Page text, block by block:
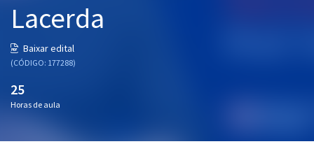
Aprovados
Atendimento
Lacerda
Baixar edital
(CÓDIGO: 177288)
25
Horas de aula